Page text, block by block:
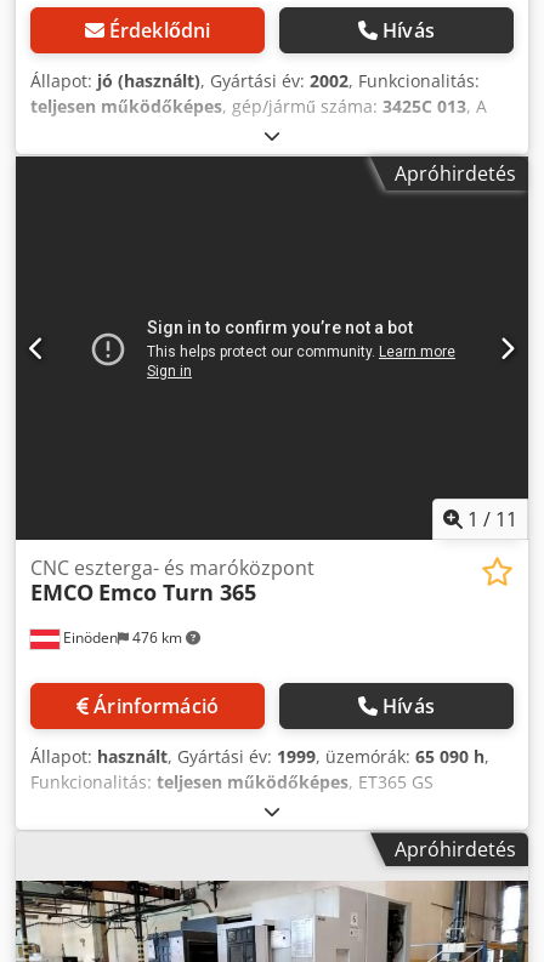
Érdeklődni Hívás
Állapot: jó (használt), Gyártási év: 2002, Funkcionalitás:
teljesen működőképes, gép/jármű száma: 3425C 013, A
berendezés részleteiről személyes bemutatón adunk
tájékoztatást, melyet szívesen megszervezünk.
Apróhirdetés
1 / 11
Einöden 476 km
CNC eszterga- és maróközpont
EMCO Emco Turn 365
Árinformáció Hívás
Állapot: használt, Gyártási év: 1999, üzemórák: 65 090 h,
Funkcionalitás: teljesen működőképes, ET365 GS
rúdadagolóval és forgácsszállítóval A gép teljesen
felszerelt - Gyűjtőtálca - Nagynyomású szivattyú -
Kapcsolószekrény klímaberendezése - Kupa adagoló - A
gépet működő üzemből vásárolták és műszakilag
átvizsgálták Csdpfx Aeycvaqof Dorf - Geometriája bemérve
és minden beállítva - Kopóalkatrészek cserélve - Minden
Apróhirdetés